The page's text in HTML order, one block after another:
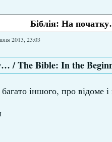
Біблія: На
2013, 23:03
іншого, про відоме